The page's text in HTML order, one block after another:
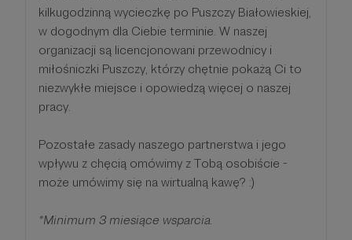
kilkugodzinną wycieczkę po Puszczy Białowieskiej,
w dogodnym dla Ciebie terminie. W naszej
organizacji są licencjonowani przewodnicy i
miłośniczki Puszczy, którzy chętnie pokażą Ci to
niezwykłe miejsce i opowiedzą więcej o naszej
pracy.
Pozostałe zasady naszego partnerstwa i jego
wpływu z chęcią omówimy z Tobą osobiście -
może umówimy się na wirtualną kawę? :)
*Minimum 3 miesiące wsparcia.